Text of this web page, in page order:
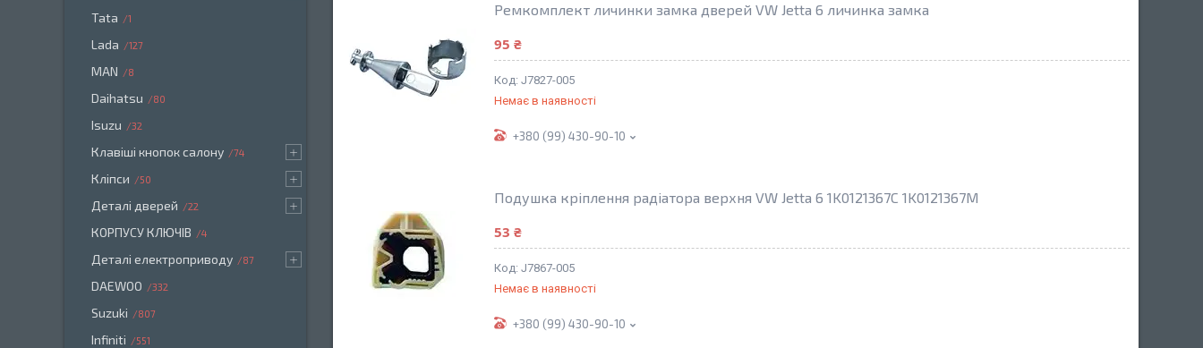
Ремкомплект личинки замка дверей VW Jetta 6 личинка замка
95 ₴
J7827-005
Немає в наявності
+380 (99) 430-90-10
Подушка кріплення радіатора верхня VW Jetta 6 1K0121367C 1K0121367M
53 ₴
J7867-005
Немає в наявності
+380 (99) 430-90-10
Tata 1
Lada 127
MAN 8
Daihatsu 80
Isuzu 32
Клавіші кнопок салону 74
Кліпси 50
Деталі дверей 22
КОРПУСУ КЛЮЧІВ 4
Деталі електроприводу 87
DAEWOO 332
Suzuki 807
Infiniti 551